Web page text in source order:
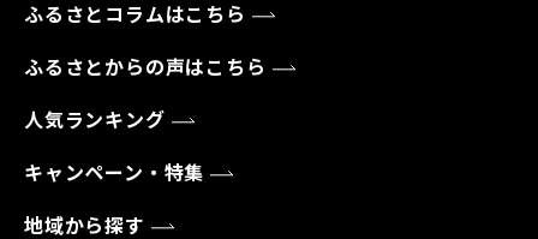
ふるさとコラムはこちら
ふるさとからの声はこちら
人気ランキング
キャンペーン・特集
地域から探す